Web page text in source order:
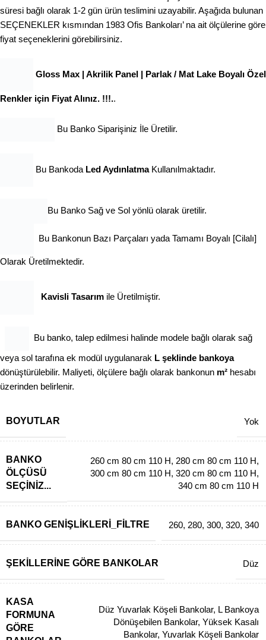
süresi bağlı olarak 1-2 gün ürün teslimini uzayabilir. Aşağıda bulunan
SEÇENEKLER kısmından 1983 Ofis Bankoları’ na ait ölçülerine göre
fiyat seçeneklerini görebilirsiniz.
Gloss Max | Akrilik Panel | Parlak / Mat Lake Boyalı Özel
Renkler için Fiyat Alınız. !!!..
Bu Banko Siparişiniz İle Üretilir.
Bu Bankoda Led AydınlatmaKullanılmaktadır.
Bu Banko Sağ ve Sol yönlü olarak üretilir.
Bu Bankonun Bazı Parçaları yada Tamamı Boyalı [Cilalı]
Olarak Üretilmektedir.
Kavisli Tasarım ile Üretilmiştir.
Bu banko, talep edilmesi halinde modele bağlı olarak sağ
veya sol tarafına ek modül uygulanarak L şeklinde bankoya
dönüştürülebilir. Maliyeti, ölçülere bağlı olarak bankonun m² hesabı
üzerinden belirlenir.
BOYUTLAR Yok
BANKO
ÖLÇÜSÜ
SEÇINIZ...
260 cm 80 cm 110 H, 280 cm 80 cm 110 H,
300 cm 80 cm 110 H, 320 cm 80 cm 110 H,
340 cm 80 cm 110 H
BANKO GENIŞLIKLERI_FILTRE 260, 280, 300, 320, 340
ŞEKILLERINE GÖRE BANKOLAR Düz
KASA
FORMUNA
GÖRE
Düz Yuvarlak Köşeli Bankolar, L Bankoya
Dönüşebilen Bankolar, Yüksek Kasalı
Bankolar, Yuvarlak Köşeli Bankolar